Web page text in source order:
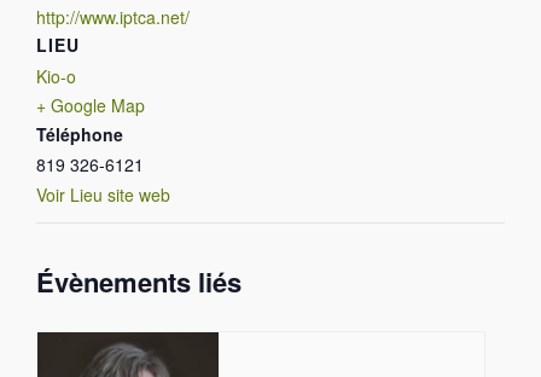
http://www.iptca.net/
LIEU
Kio-o
+ Google Map
Téléphone
819 326-6121
Voir Lieu site web
Évènements liés